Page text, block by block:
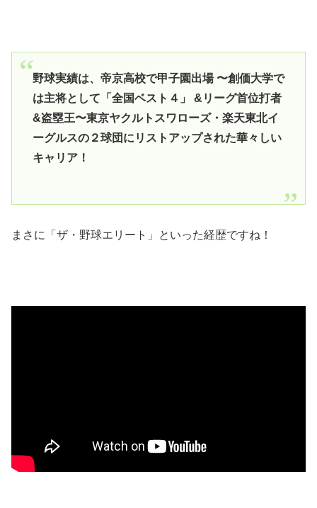
野球実績は、帝京高校で甲子園出場 〜創価大学で
は主将として「全国ベスト４」 &リーグ首位打者
&盗塁王〜東京ヤクルトスワローズ・楽天東北イ
ーグルスの２球団にリストアップされた華々しい
キャリア！
まさに「ザ・野球エリート」といった経歴ですね！